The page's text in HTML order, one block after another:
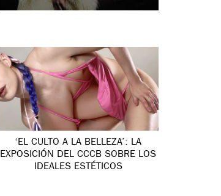
‘EL CULTO A LA BELLEZA’: LA
EXPOSICIÓN DEL CCCB SOBRE LOS
IDEALES ESTÉTICOS